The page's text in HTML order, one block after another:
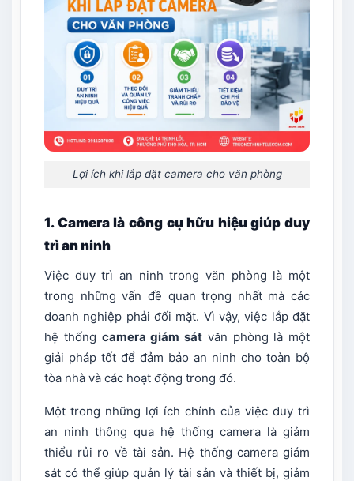
Lợi ích khi lắp đặt camera cho văn phòng
1. Camera là công cụ hữu hiệu giúp duy
trì an ninh
Việc duy trì an ninh trong văn phòng là một
trong những vấn đề quan trọng nhất mà các
doanh nghiệp phải đối mặt. Vì vậy, việc lắp đặt
hệ thống camera giám sát văn phòng là một
giải pháp tốt để đảm bảo an ninh cho toàn bộ
tòa nhà và các hoạt động trong đó.
Một trong những lợi ích chính của việc duy trì
an ninh thông qua hệ thống camera là giảm
thiểu rủi ro về tài sản. Hệ thống camera giám
sát có thể giúp quản lý tài sản và thiết bị, giảm